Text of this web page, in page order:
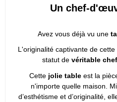
Un chef-
Avez vous déjà vu une
L'originalité captivante de cette
statut de véritable
Cette jolie table est la
n'importe quelle maison.
d’esthétisme et d’originalité,